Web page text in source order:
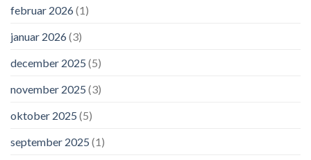
februar 2026(1)
januar 2026(3)
december 2025 (5)
november 2025 (3)
oktober 2025 (5)
september 2025 (1)